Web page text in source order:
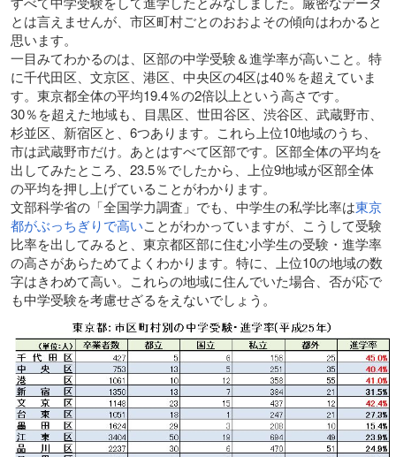
とは言えませんが、市区町村ごとのおおよその傾向はわかると
思います。
一目みてわかるのは、区部の中学受験＆進学率が高いこと。特
に千代田区、文京区、港区、中央区の4区は40％を超えていま
す。東京都全体の平均19.4％の2倍以上という高さです。
30％を超えた地域も、目黒区、世田谷区、渋谷区、武蔵野市、
杉並区、新宿区と、6つあります。これら上位10地域のうち、
市は武蔵野市だけ。あとはすべて区部です。区部全体の平均を
出してみたところ、23.5％でしたから、上位9地域が区部全体
の平均を押し上げていることがわかります。
文部科学省の「全国学力調査」でも、中学生の私学比率は東京
都がぶっちぎりで高いことがわかっていますが、こうして受験
比率を出してみると、東京都区部に住む小学生の受験・進学率
の高さがあらためてよくわかります。特に、上位10の地域の数
字はきわめて高い。これらの地域に住んでいた場合、否が応で
も中学受験を考慮せざるをえないでしょう。